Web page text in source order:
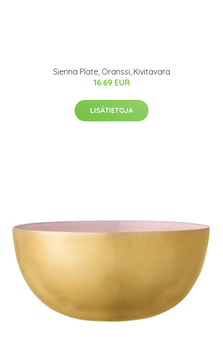
Sienna Plate, Oranssi, Kivitavara
16.69 EUR
LISÄTIETOJA